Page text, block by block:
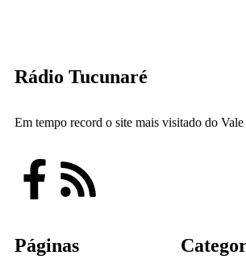
Rádio Tucunaré
Em tempo record o site mais visitado do
Páginas